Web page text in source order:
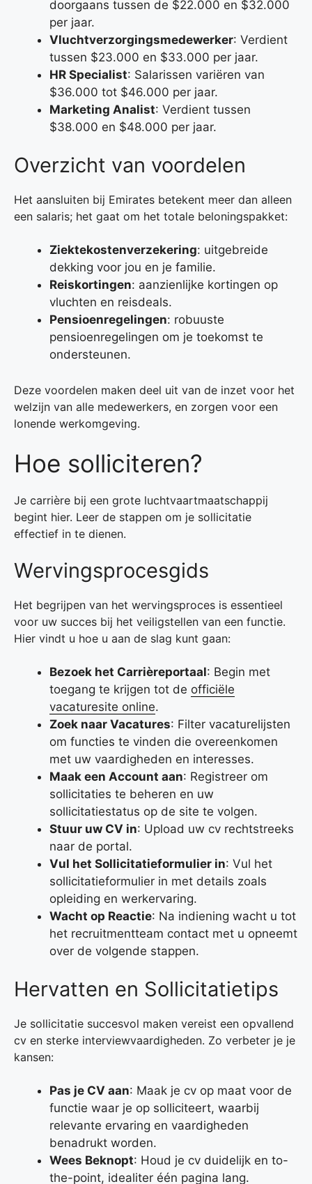
doorgaans tussen de $22.000 en $32.000
per jaar.
Vluchtverzorgingsmedewerker: Verdient
tussen $23.000 en $33.000 per jaar.
HR Specialist: Salarissen variëren van
$36.000 tot $46.000 per jaar.
Marketing Analist: Verdient tussen
$38.000 en $48.000 per jaar.
Overzicht van voordelen
Het aansluiten bij Emirates betekent meer dan alleen
een salaris; het gaat om het totale beloningspakket:
Ziektekostenverzekering: uitgebreide
dekking voor jou en je familie.
Reiskortingen: aanzienlijke kortingen op
vluchten en reisdeals.
Pensioenregelingen: robuuste
pensioenregelingen om je toekomst te
ondersteunen.
Deze voordelen maken deel uit van de inzet voor het
welzijn van alle medewerkers, en zorgen voor een
lonende werkomgeving.
Hoe solliciteren?
Je carrière bij een grote luchtvaartmaatschappij
begint hier. Leer de stappen om je sollicitatie
effectief in te dienen.
Wervingsprocesgids
Het begrijpen van het wervingsproces is essentieel
voor uw succes bij het veiligstellen van een functie.
Hier vindt u hoe u aan de slag kunt gaan:
Bezoek het Carrièreportaal: Begin met
toegang te krijgen tot de officiële
vacaturesite online.
Zoek naar Vacatures: Filter vacaturelijsten
om functies te vinden die overeenkomen
met uw vaardigheden en interesses.
Maak een Account aan: Registreer om
sollicitaties te beheren en uw
sollicitatiestatus op de site te volgen.
Stuur uw CV in: Upload uw cv rechtstreeks
naar de portal.
Vul het Sollicitatieformulier in: Vul het
sollicitatieformulier in met details zoals
opleiding en werkervaring.
Wacht op Reactie: Na indiening wacht u tot
het recruitmentteam contact met u opneemt
over de volgende stappen.
Hervatten en Sollicitatietips
Je sollicitatie succesvol maken vereist een opvallend
cv en sterke interviewvaardigheden. Zo verbeter je je
kansen:
Pas je CV aan: Maak je cv op maat voor de
functie waar je op solliciteert, waarbij
relevante ervaring en vaardigheden
benadrukt worden.
Wees Beknopt: Houd je cv duidelijk en to-
the-point, idealiter één pagina lang.